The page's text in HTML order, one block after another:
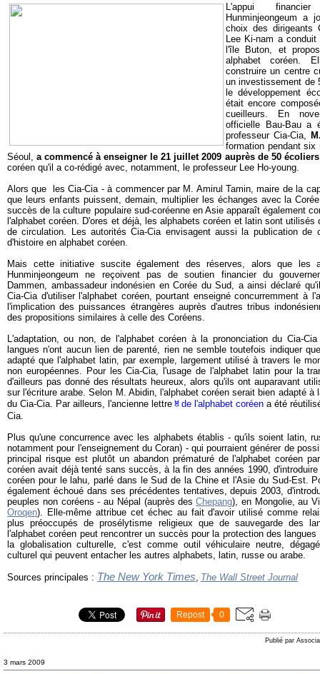
L'appui
Hunminjeongeum a
choix des dirigeants
Lee Ki-nam a
l'île Buton, et
alphabet coréen.
construire un centre
un investissement de
le développement
était encore
cueilleurs. En
officielle Bau-Bau a
professeur Cia-Cia,
formation pendant
Séoul,a commencé à enseigner le 21 juillet 2009 auprès de 50 écoliers
coréen qu'il a co-rédigé avec, notamment, le professeur Lee Ho-young.
Alors que les Cia-Cia - à commencer par M. Amirul Tamin, maire de la
que leurs enfants puissent, demain, multiplier les échanges avec la
succès de la culture populaire sud-coréenne en Asie apparaît également
l'alphabet coréen. D'ores et déjà, les alphabets coréen et latin sont
de circulation. Les autorités Cia-Cia envisagent aussi la publication de
d'histoire en alphabet coréen.
Mais cette initiative suscite également des réserves, alors que les
Hunminjeongeum ne reçoivent pas de soutien financier du
Dammen, ambassadeur indonésien en Corée du Sud, a ainsi déclaré
Cia-Cia d'utiliser l'alphabet coréen, pourtant enseigné concurremment à
l'implication des puissances étrangères auprès d'autres tribus
des propositions similaires à celle des Coréens.
L'adaptation, ou non, de l'alphabet coréen à la prononciation du Cia-
langues n'ont aucun lien de parenté, rien ne semble toutefois indiquer
adapté que l'alphabet latin, par exemple, largement utilisé à travers le
non européennes. Pour les Cia-Cia, l'usage de l'alphabet latin pour la
d'ailleurs pas donné des résultats heureux, alors qu'ils ont auparavant
sur l'écriture arabe. Selon M. Abidin, l'alphabet coréen serait bien adapté
du Cia-Cia. Par ailleurs, l'ancienne lettre ㅸde l'alphabet coréen a été
Cia.
Plus qu'une concurrence avec les alphabets établis - qu'ils soient latin,
notamment pour l'enseignement du Coran) - qui pourraient générer de
principal risque est plutôt un abandon prématuré de l'alphabet coréen
coréen avait déjà tenté sans succès, à la fin des années 1990,
coréen pour le lahu, parlé dans le Sud de la Chine et l'Asie du Sud-Est.
également échoué dans ses précédentes tentatives, depuis 2003,
peuples non coréens - au Népal (auprès des Chepang), en Mongolie, au
Oroqen). Elle-même attribue cet échec au fait d'avoir utilisé comme
plus préoccupés de prosélytisme religieux que de sauvegarde des
l'alphabet coréen peut rencontrer un succès pour la protection des
la globalisation culturelle, c'est comme outil véhiculaire neutre,
culturel qui peuvent entacher les autres alphabets, latin, russe ou arabe.
Sources principales : The New York Times The Wall Street Journal
Repost 0
Publié par
3 mars 2009